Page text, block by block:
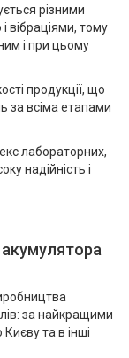
різними
вібраціями, тому
і при цьому
продукції, що
за всіма етапами
лабораторних,
надійність і
за найкращими
та в інші